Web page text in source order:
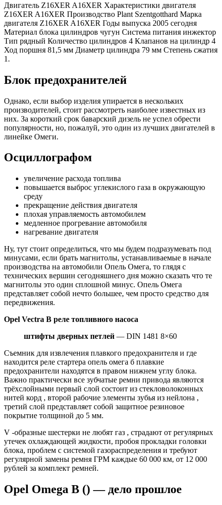
Двигатель Z16XER A16XER Характеристики двигателя
Z16XER A16XER Производство Plant Szentgotthard Марка
двигателя Z16XER A16XER Годы выпуска 2005 сегодня
Материал блока цилиндров чугун Система питания инжектор
Тип рядный Количество цилиндров 4 Клапанов на цилиндр 4
Ход поршня 81,5 мм Диаметр цилиндра 79 мм Степень сжатия
1.
Блок предохранителей
Однако, если выбор изделия упирается в нескольких
производителей, стоит рассмотреть наиболее известных из
них. За короткий срок баварский дизель не успел обрести
популярности, но, пожалуй, это один из лучших двигателей в
линейке Омеги.
Осциллографом
увеличение расхода топлива
повышается выброс углекислого газа в окружающую
среду
прекращение действия двигателя
плохая управляемость автомобилем
медленное прогревание автомобиля
нагревание двигателя
Ну, тут стоит определиться, что мы будем подразумевать под
минусами, если брать магнитолы, устанавливаемые в начале
производства на автомобили Опель Омега, то глядя с
технических вершин сегодняшнего дня можно сказать что те
магнитолы это один сплошной минус. Опель Омега
представляет собой нечто большее, чем просто средство для
передвижения.
Opel Vectra B реле топливного насоса
штифты дверных петлей — DIN 1481 8×60
Съемник для извлечения плавкого предохранителя и где
находится реле стартера опель омега б плавкие
предохранители находятся в правом нижнем углу блока.
Важно практически все зубчатые ремни привода являются
трёхслойными первый слой состоит из стекловолоконных
нитей корд , второй рабочие элементы зубья из нейлона ,
третий слой представляет собой защитное резиновое
покрытие толщиной до 5 мм.
V -образные шестерки не любят газ , страдают от регулярных
утечек охлаждающей жидкости, пробоя прокладки головки
блока, проблем с системой газораспределения и требуют
регулярной замены ремня ГРМ каждые 60 000 км, от 12 000
рублей за комплект ремней.
Opel Omega B () — дело прошлое